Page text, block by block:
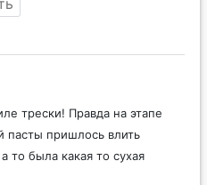
трески! Правда на этапе
пасты пришлось влить
то была какая то сухая